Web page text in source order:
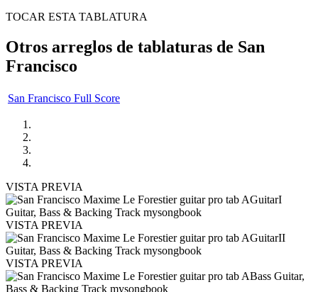
TOCAR ESTA TABLATURA
Otros arreglos de tablaturas de San
Francisco
San Francisco Full Score
VISTA PREVIA
VISTA PREVIA
VISTA PREVIA